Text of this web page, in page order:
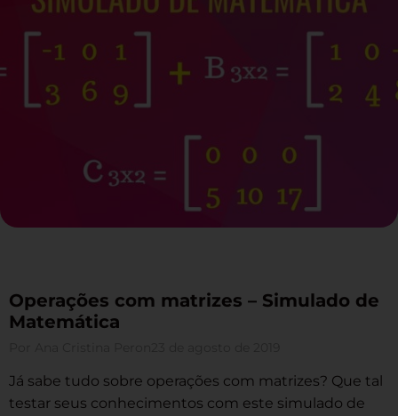
Operações com matrizes – Simulado de
Matemática
Já sabe tudo sobre operações com matrizes? Que tal
testar seus conhecimentos com este simulado de